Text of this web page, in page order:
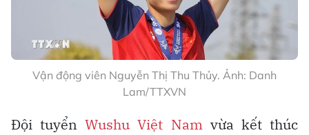
Vận động viên Nguyễn Thị Thu Thủy. Ảnh: Danh
Lam/TTXVN
Đội tuyểnWushu Việt Namvừa kết thúc